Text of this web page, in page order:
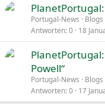
Portugal-News
Antworten 0 18
Powell“
Portugal-News
Antworten 0 17